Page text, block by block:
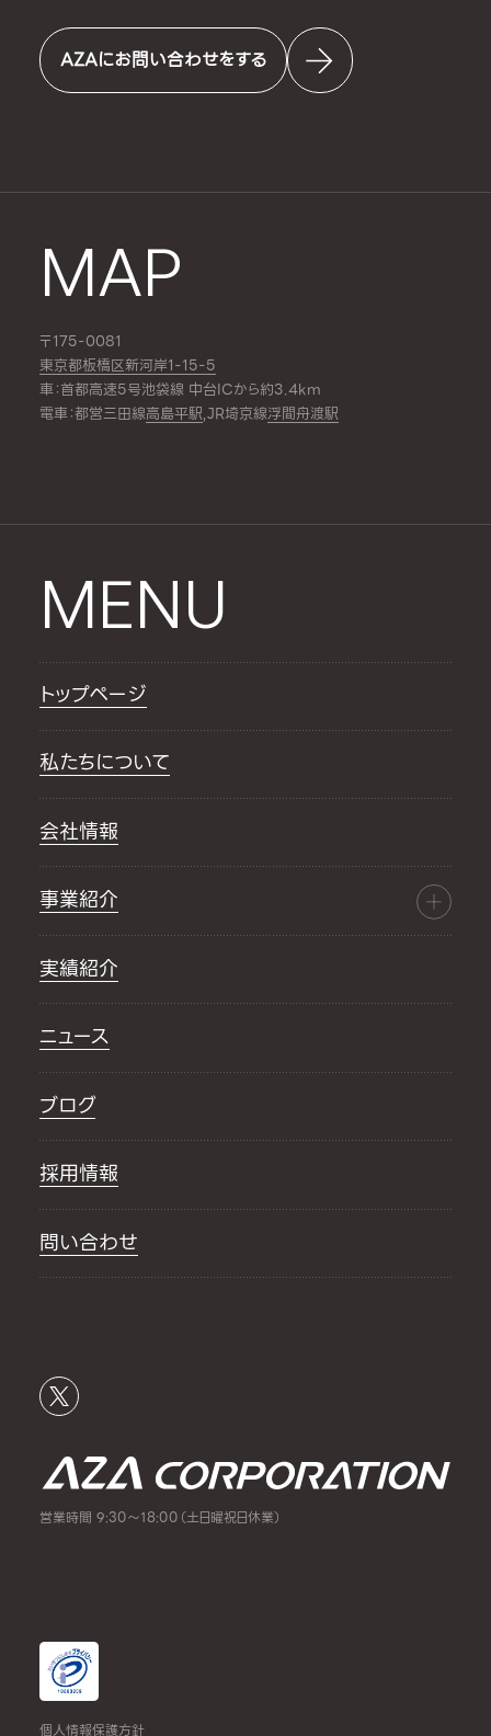
AZAにお問い合わせをする
MAP
〒175-0081
東京都板橋区新河岸1-15-5
車：首都高速5号池袋線 中台ICから約3.4km
電車：都営三田線高島平駅,JR埼京線浮間舟渡駅
MENU
トップページ
私たちについて
会社情報
事業紹介
実績紹介
ニュース
ブログ
採用情報
問い合わせ
営業時間 9:30～18:00（土日曜祝日休業）
個人情報保護方針